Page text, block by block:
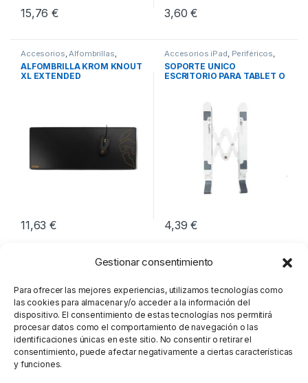
Gestionar consentimiento
Para ofrecer las mejores experiencias, utilizamos tecnologías como
las cookies para almacenar y/o acceder a la información del
dispositivo. El consentimiento de estas tecnologías nos permitirá
procesar datos como el comportamiento de navegación o las
identificaciones únicas en este sitio. No consentir o retirar el
consentimiento, puede afectar negativamente a ciertas características
y funciones.
15,76€ 3,60€
Accesorios,Alfombrillas,
Periféricos
ALFOMBRILLA KROM KNOUT
XL EXTENDED
11,63€
Accesorios iPad, Periféricos,
Soportes iPad
SOPORTE UNICO
ESCRITORIO PARA TABLET O
4,39€